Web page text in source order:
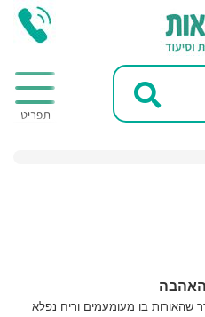
שהאורות בו מעומעמים וריח נפלא